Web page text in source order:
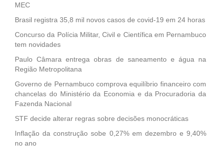
MEC
Brasil registra 35,8 mil novos casos de covid-19 em 24 horas
Concurso da Polícia Militar, Civil e Científica em Pernambuco
tem novidades
Paulo Câmara entrega obras de saneamento e água na
Região Metropolitana
Governo de Pernambuco comprova equilíbrio financeiro com
chancelas do Ministério da Economia e da Procuradoria da
Fazenda Nacional
STF decide alterar regras sobre decisões monocráticas
Inflação da construção sobe 0,27% em dezembro e 9,40%
no ano